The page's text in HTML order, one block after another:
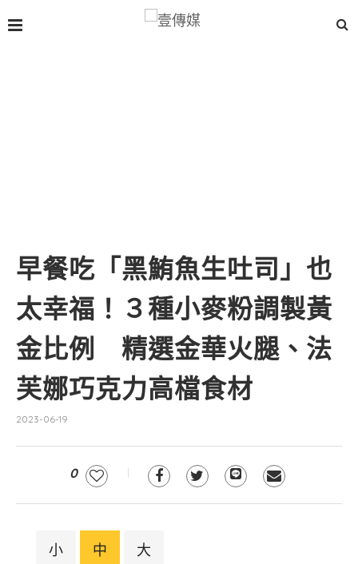
早餐吃「黑鮪魚生吐司」也
太幸福！３種小麥粉調製黃
金比例 精選金華火腿、法
芙娜巧克力高檔食材
2023-06-19
0
小 中 大